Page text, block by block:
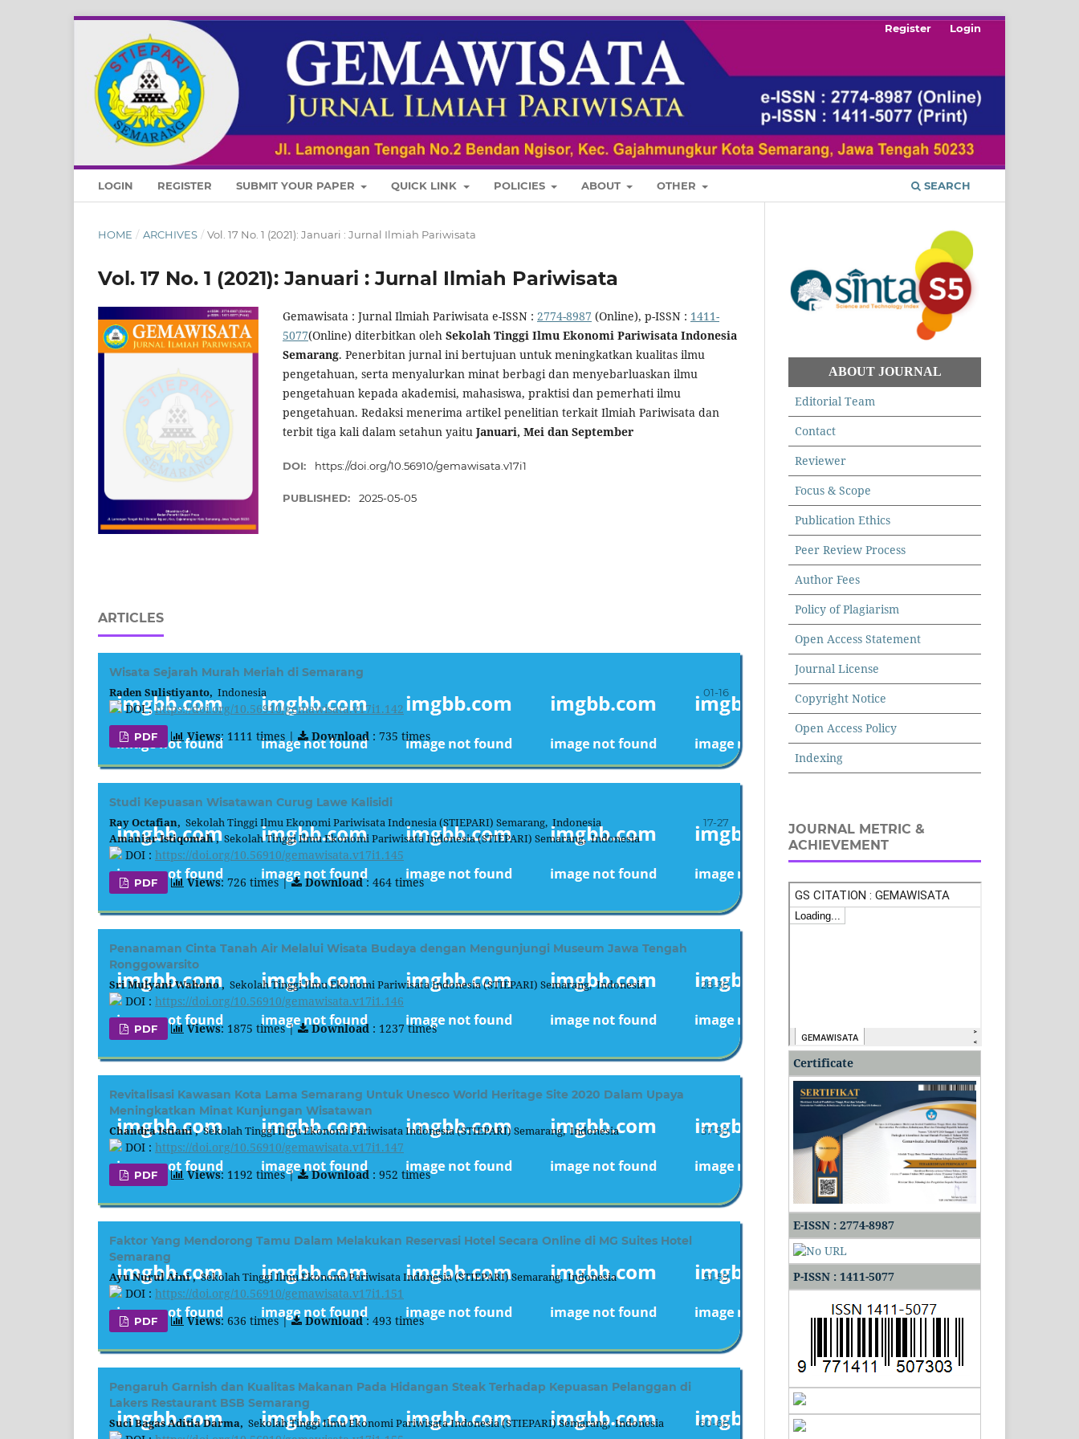
LOGIN REGISTER SUBMIT YOUR PAPER QUICK LINK POLICIES ABOUT OTHER SEARCH
Register Login
HOME / ARCHIVES / Vol. 17 No. 1 (2021): Januari : Jurnal Ilmiah Pariwisata
Vol. 17 No. 1 (2021): Januari : Jurnal Ilmiah Pariwisata
Gemawisata : Jurnal Ilmiah Pariwisata e-ISSN : 2774-8987 (Online), p-ISSN : 1411-
5077(Online) diterbitkan oleh Sekolah Tinggi Ilmu Ekonomi Pariwisata Indonesia
Semarang. Penerbitan jurnal ini bertujuan untuk meningkatkan kualitas ilmu
pengetahuan, serta menyalurkan minat berbagi dan menyebarluaskan ilmu
pengetahuan kepada akademisi, mahasiswa, praktisi dan pemerhati ilmu
pengetahuan. Redaksi menerima artikel penelitian terkait Ilmiah Pariwisata dan
terbit tiga kali dalam setahun yaitu Januari, Mei dan September
DOI: https://doi.org/10.56910/gemawisata.v17i1
PUBLISHED: 2025-05-05
ARTICLES
Wisata Sejarah Murah Meriah di Semarang
Raden Sulistiyanto, Indonesia 01-16
DOI :https://doi.org/10.56910/gemawisata.v17i1.142
PDF Views: 1111 times | Download : 735 times
Studi Kepuasan Wisatawan Curug Lawe Kalisidi
Ray Octafian, Sekolah Tinggi Ilmu Ekonomi Pariwisata Indonesia (STIEPARI) Semarang, Indonesia
Amaniar Istiqomah ,Sekolah Tinggi Ilmu Ekonomi Pariwisata Indonesia (STIEPARI) Semarang, Indonesia
17-27
DOI : https://doi.org/10.56910/gemawisata.v17i1.145
PDF Views: 726 times | Download: 464 times
Penanaman Cinta Tanah Air Melalui Wisata Budaya dengan Mengunjungi Museum Jawa Tengah
Ronggowarsito
Sri Mulyani Wahono , Sekolah Tinggi Ilmu Ekonomi Pariwisata Indonesia (STIEPARI) Semarang, Indonesia 28-36
DOI : https://doi.org/10.56910/gemawisata.v17i1.146
PDF Views: 1875 times | Download : 1237 times
Revitalisasi Kawasan Kota Lama Semarang Untuk Unesco World Heritage Site 2020 Dalam Upaya
Meningkatkan Minat Kunjungan Wisatawan
Chandra Istiani ,Sekolah Tinggi Ilmu Ekonomi Pariwisata Indonesia (STIEPARI) Semarang, Indonesia 37-50
DOI : https://doi.org/10.56910/gemawisata.v17i1.147
PDF Views: 1192 times | Download : 952 times
Faktor Yang Mendorong Tamu Dalam Melakukan Reservasi Hotel Secara Online di MG Suites Hotel
Semarang
Ayu Nurul Aini ,Sekolah Tinggi Ilmu Ekonomi Pariwisata Indonesia (STIEPARI) Semarang, Indonesia 51-59
DOI : https://doi.org/10.56910/gemawisata.v17i1.151
PDF Views: 636 times | Download: 493 times
Pengaruh Garnish dan Kualitas Makanan Pada Hidangan Steak Terhadap Kepuasan Pelanggan di
Lakers Restaurant BSB Semarang
Suci Bagas Aditia Darma, Sekolah Tinggi Ilmu Ekonomi Pariwisata Indonesia (STIEPARI) Semarang, Indonesia 60-66
ABOUT JOURNAL
Editorial Team
Contact
Reviewer
Focus & Scope
Publication Ethics
Peer Review Process
Author Fees
Policy of Plagiarism
Open Access Statement
Journal License
Copyright Notice
Open Access Policy
Indexing
JOURNAL METRIC &
ACHIEVEMENT
Certificate
E-ISSN : 2774-8987
P-ISSN : 1411-5077